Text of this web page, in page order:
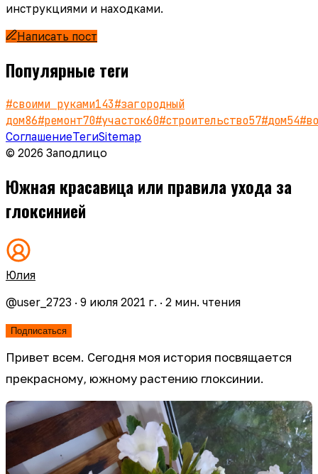
инструкциями и находками.
Написать пост
Популярные теги
#своими руками143#загородный
дом86#ремонт70#участок60#строительство57#дом54#
СоглашениеТегиSitemap
© 2026 Заподлицо
Южная красавица или правила ухода за
глоксинией
Юлия
@user_2723 · 9 июля 2021 г. · 2 мин. чтения
Подписаться
Привет всем. Сегодня моя история посвящается
прекрасному, южному растению глоксинии.